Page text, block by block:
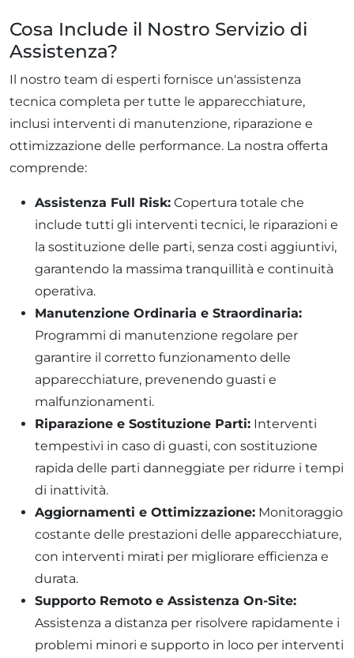
Cosa Include il Nostro Servizio di
Assistenza?
Il nostro team di esperti fornisce un'assistenza
tecnica completa per tutte le apparecchiature,
inclusi interventi di manutenzione, riparazione e
ottimizzazione delle performance. La nostra offerta
comprende:
Assistenza Full Risk: Copertura totale che
include tutti gli interventi tecnici, le riparazioni e
la sostituzione delle parti, senza costi aggiuntivi,
garantendo la massima tranquillità e continuità
operativa.
Manutenzione Ordinaria e Straordinaria:
Programmi di manutenzione regolare per
garantire il corretto funzionamento delle
apparecchiature, prevenendo guasti e
malfunzionamenti.
Riparazione e Sostituzione Parti: Interventi
tempestivi in caso di guasti, con sostituzione
rapida delle parti danneggiate per ridurre i tempi
di inattività.
Aggiornamenti e Ottimizzazione: Monitoraggio
costante delle prestazioni delle apparecchiature,
con interventi mirati per migliorare efficienza e
durata.
Supporto Remoto e Assistenza On-Site:
Assistenza a distanza per risolvere rapidamente i
problemi minori e supporto in loco per interventi